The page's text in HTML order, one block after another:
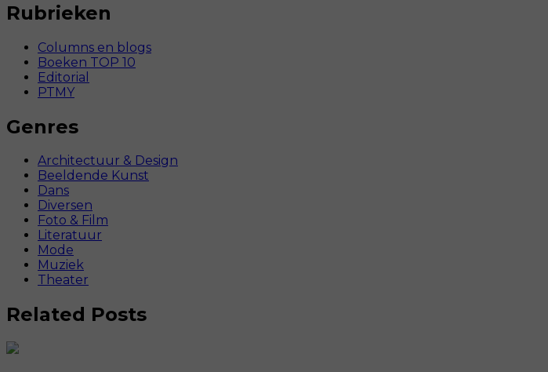
Rubrieken
Columns en blogs
Boeken TOP 10
Editorial
PTMY
Genres
Architectuur & Design
Beeldende Kunst
Dans
Diversen
Foto & Film
Literatuur
Mode
Muziek
Theater
Related Posts